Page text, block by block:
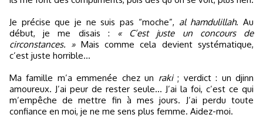
Je précise que je ne suis pas “moche”, al hamdulillah. Au
début, je me disais :
« C’est juste un concours de
circonstances. »Mais comme cela devient systématique,
c’est juste horrible...
Ma famille m’a emmenée chez un raki; verdict : un djinn
amoureux. J’ai peur de rester seule... J’ai la foi, c’est ce qui
m’empêche de mettre fin à mes jours. J’ai perdu toute
confiance en moi, je ne me sens plus femme. Aidez-moi.